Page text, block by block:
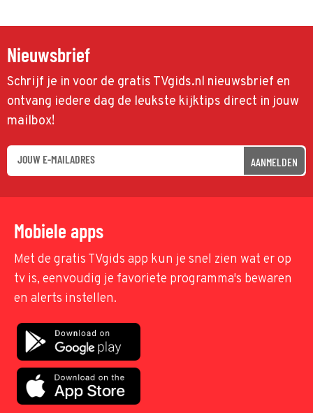
Nieuwsbrief
Schrijf je in voor de gratis TVgids.nl nieuwsbrief en
ontvang iedere dag de leukste kijktips direct in jouw
mailbox!
AANMELDEN
Mobiele apps
Met de gratis TVgids app kun je snel zien wat er op
tv is, eenvoudig je favoriete programma's bewaren
en alerts instellen.